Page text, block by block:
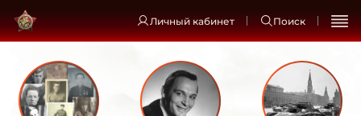
Личный кабинет Поиск